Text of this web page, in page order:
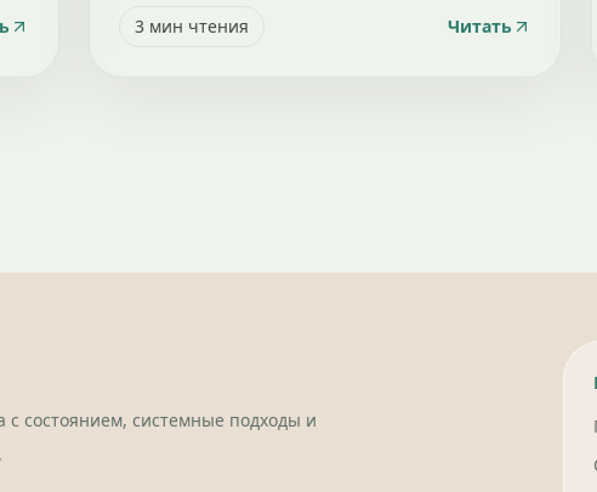
3 мин чтения Читать
с состоянием, системные подходы и